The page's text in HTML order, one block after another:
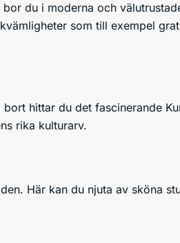
du i moderna och
som till exempel
hittar du det fascinerande
rika kulturarv.
Här kan du njuta av sköna